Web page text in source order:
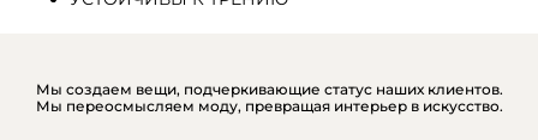
Мы создаем вещи, подчеркивающие статус наших клиентов.
Мы переосмысляем моду, превращая интерьер в искусство.